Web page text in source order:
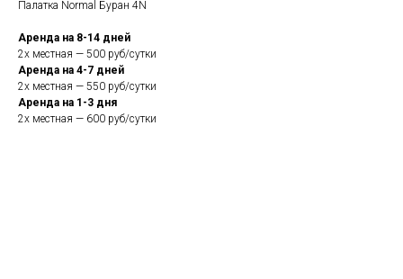
Палатка Normal Буран 4N
Аренда на 8-14 дней
2х местная — 500 руб/сутки
Аренда на 4-7 дней
2х местная — 550 руб/сутки
Аренда на 1-3 дня
2х местная — 600 руб/сутки